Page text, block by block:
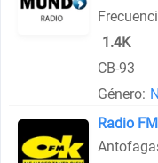
1.4K
CB-93
Género:
Radio